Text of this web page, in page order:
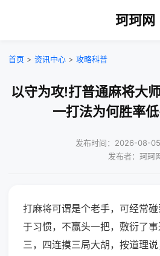
珂珂网
首页 > 资讯中心 > 攻略科普
以守为攻!打普通麻将大
一打法为何胜率
发布时间：2026-08-
发布者：珂珂
打麻将可谓是个老手，可经常
于习惯，不赢头一把，敷衍了事
三，四连摸三局大胡，按道理